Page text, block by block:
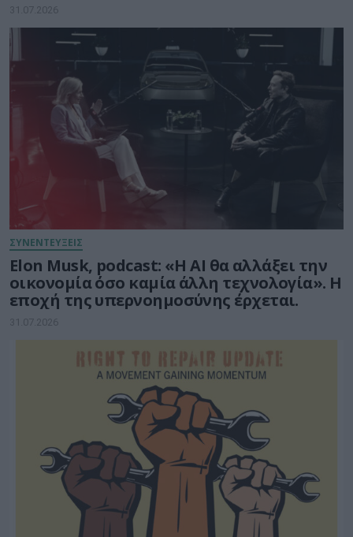
31.07.2026
ΣΥΝΕΝΤΕΥΞΕΙΣ
Elon Musk, podcast: «Η AI θα αλλάξει την
οικονομία όσο καμία άλλη τεχνολογία». Η
εποχή της υπερνοημοσύνης έρχεται.
31.07.2026